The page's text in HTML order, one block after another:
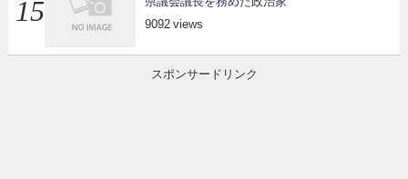
9092
スポンサードリンク